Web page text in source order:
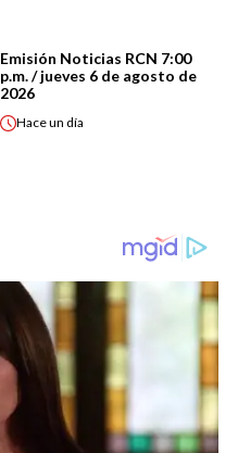
Emisión Noticias RCN 7:00
p.m. / jueves 6 de agosto de
2026
Haceun día